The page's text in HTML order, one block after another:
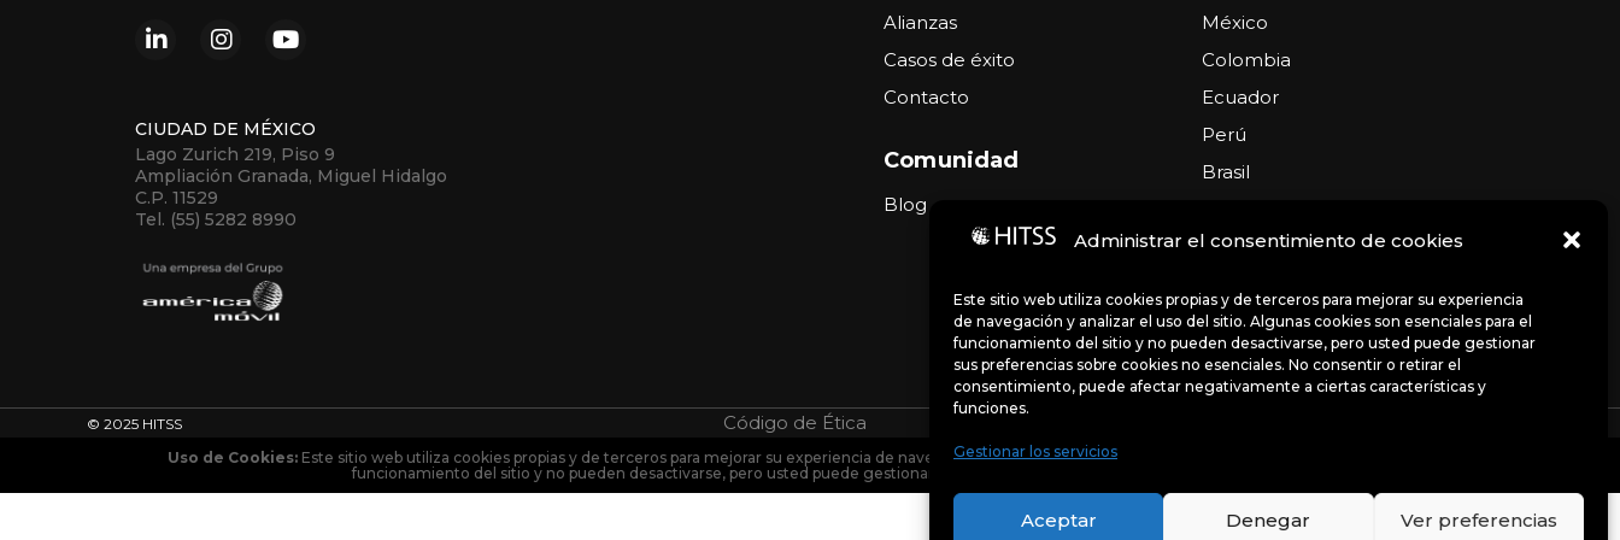
Administrar el consentimiento de cookies
Este sitio web utiliza cookies propias y de terceros para mejorar su experiencia
de navegación y analizar el uso del sitio. Algunas cookies son esenciales para el
funcionamiento del sitio y no pueden desactivarse, pero usted puede gestionar
sus preferencias sobre cookies no esenciales. No consentir o retirar el
consentimiento, puede afectar negativamente a ciertas características y
funciones.
Gestionar los servicios
Aceptar Denegar Ver preferencias
CIUDAD DE MÉXICO
Lago Zurich 219, Piso 9
Ampliación Granada, Miguel Hidalgo
C.P. 11529
Tel. (55) 5282 8990
Alianzas
Casos de éxito
Contacto
Comunidad
Blog
México
Colombia
Ecuador
Perú
Brasil
USA
© 2025 HITSS Código de Ética
Uso de Cookies:Este sitio web utiliza cookies propias y de terceros para mejorar su experiencia de navegación y analizar el uso del sitio. Algunas cookies son esenciales para el
funcionamiento del sitio y no pueden desactivarse, pero usted puede gestionar sus preferencias sobre cookies no esenciales.